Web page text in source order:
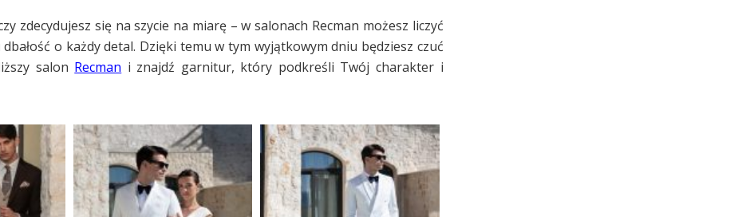
zdecydujesz się na szycie na miarę – w salonach Recman możesz liczyć
o każdy detal. Dzięki temu w tym wyjątkowym dniu będziesz czuć
salon Recman i znajdź garnitur, który podkreśli Twój charakter i